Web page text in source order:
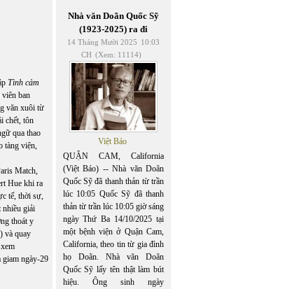
Tình cảm
ban
văn xuôi từ
chết, tôn
qua thao
tàng viện,
Match,
Hue khi ra
tế, thời sự,
nhiều giải
thoát y
và quay
xem
giam ngày-29
Nhà văn Doãn Quốc Sỹ
(1923-2025) ra đi
14 Tháng Mười 2025 10:03
CH (Xem: 11114)
Việt Báo
QUẬN CAM, California
(Việt Báo) -- Nhà văn Doãn
Quốc Sỹ đã thanh thản từ trần
lúc 10:05 Quốc Sỹ đã thanh
thản từ trần lúc 10:05 giờ sáng
ngày Thứ Ba 14/10/2025 tại
một bệnh viện ở Quận Cam,
California, theo tin từ gia đình
họ Doãn. Nhà văn Doãn
Quốc Sỹ lấy tên thật làm bút
hiệu. Ông sinh ngày